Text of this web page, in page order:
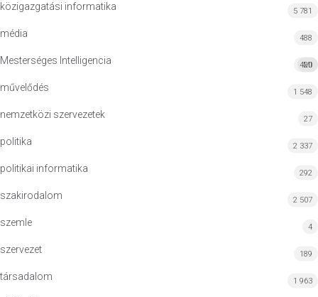
közigazgatási informatika 5 781
média 488
Mesterséges Intelligencia MI
420
művelődés 1 548
nemzetközi szervezetek 27
politika 2 337
politikai informatika 292
szakirodalom 2 507
szemle 4
szervezet 189
társadalom 1 963